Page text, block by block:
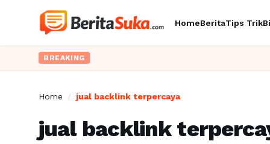
HomeBeritaTips Trik
BREAKING
Home / jual backlink terpercaya
jual backlink